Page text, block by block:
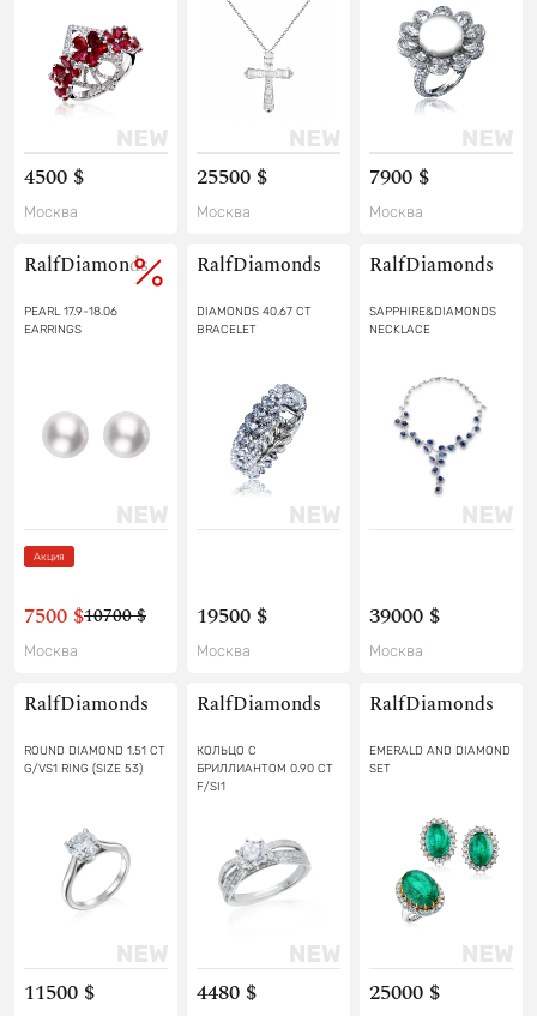
4500 $
Москва
25500 $
Москва
7900 $
Москва
RalfDiamonds
PEARL 17.9-18.06
EARRINGS
Акция
7500 $10700 $
Москва
RalfDiamonds
DIAMONDS 40.67 CT
BRACELET
19500 $
Москва
RalfDiamonds
SAPPHIRE&DIAMONDS
NECKLACE
39000 $
Москва
RalfDiamonds
ROUND DIAMOND 1.51 CT
G/VS1 RING (SIZE 53)
11500 $
RalfDiamonds
КОЛЬЦО С
БРИЛЛИАНТОМ 0.90 СТ
F/SI1
4480 $
RalfDiamonds
EMERALD AND DIAMOND
SET
25000 $